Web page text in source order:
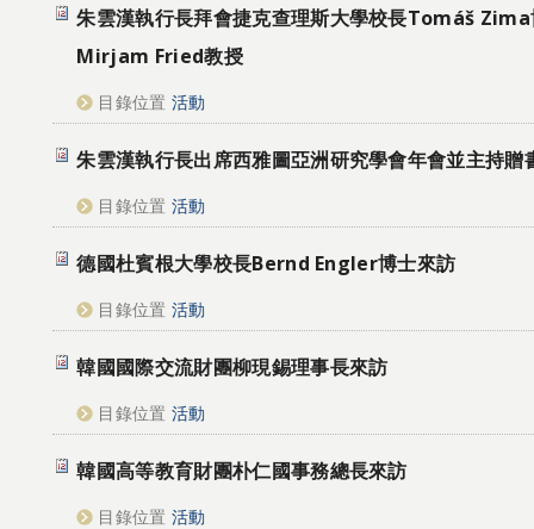
朱雲漢執行長拜會捷克查理斯大學校長Tomáš
Mirjam Fried教授
目錄位置 活動
朱雲漢執行長出席西雅圖亞洲研究學會年會並主持贈
目錄位置 活動
德國杜賓根大學校長Bernd Engler博士來訪
目錄位置 活動
韓國國際交流財團柳現錫理事長來訪
目錄位置 活動
韓國高等教育財團朴仁國事務總長來訪
目錄位置 活動